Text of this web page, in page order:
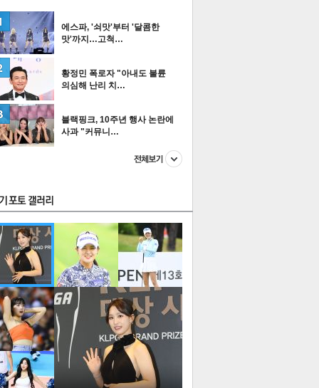
본 뉴스
스포츠 포토
에스파, '쇠맛'부터 '달콤한
맛'까지…고척…
황정민 폭로자 "아내도 불륜
의심해 난리 치…
블랙핑크, 10주년 행사 논란에
사과 "커뮤니…